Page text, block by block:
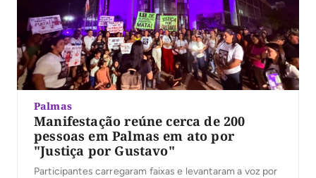
Palmas
Manifestação reúne cerca de 200
pessoas em Palmas em ato por
"Justiça por Gustavo"
Participantes carregaram faixas e levantaram a voz por